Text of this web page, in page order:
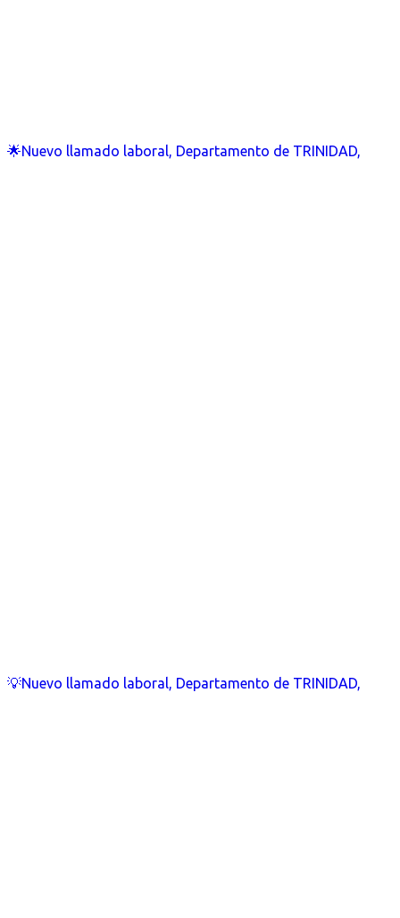
🌟Nuevo llamado laboral, Departamento de TRINIDAD,
💡Nuevo llamado laboral, Departamento de TRINIDAD,